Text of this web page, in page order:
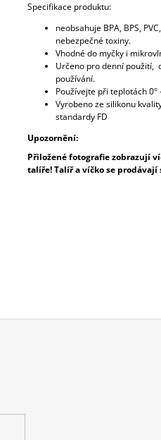
Specifikace produktu:
neobsahuje BPA, BPS,
nebezpečné toxiny.
Vhodné do myčky i
Určeno pro denní použití,
používání.
Používejte při teplotách 0°
Vyrobeno ze silikonu
standardy FD
Upozornění:
Přiložené fotografie zobrazují
talíře! Talíř a víčko se prodávají